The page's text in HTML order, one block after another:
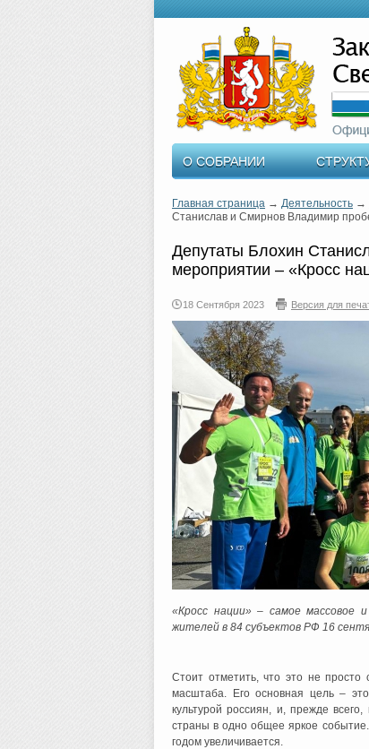
О СОБРАНИИ
Главная страница → Деятельность →
Станислав и Смирнов Владимир
Депутаты Блохин
мероприятии – «Кросс
18 Сентября 2023 Версия для
«Кросс нации» – самое массовое
жителей в 84 субъектов РФ 16
Стоит отметить, что это не просто
масштаба. Его основная цель –
культурой россиян, и, прежде
страны в одно общее яркое событие.
годом увеличивается.